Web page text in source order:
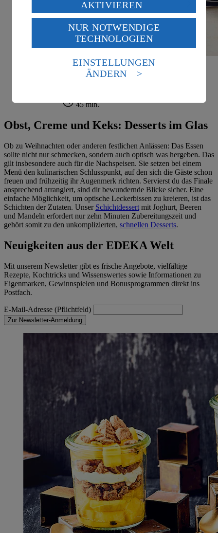
Bunter Schichtbecher
45 min.
Obst, Creme und Keks: Desserts im Glas
Ob zu Weihnachten oder anderen festlichen Anlässen: Das Essen
sollte nicht nur schmecken, sondern auch optisch was hergeben. Das
gilt insbesondere auch für die Nachspeisen. Sie setzen bei einem
Menü den kulinarischen Schlusspunkt, auf den sich die Gäste schon
freuen und frühzeitig ihr Augenmerk richten. Servierst du das Finale
ansprechend arrangiert, sind dir bewundernde Blicke sicher. Eine
einfache Möglichkeit, um optische Leckerbissen zu kreieren, ist das
Schichten der Zutaten. Unser Schichtdessert mit Joghurt, Beeren
und Mandeln erfordert nur zehn Minuten Zubereitungszeit und
gehört somit zu den unkomplizierten, schnellen Desserts.
Neuigkeiten aus der EDEKA Welt
Mit unserem Newsletter gibt es frische Angebote, vielfältige
Rezepte, Kochtricks und Wissenswertes sowie Informationen zu
Eigenmarken, Gewinnspielen und Bonusprogrammen direkt ins
Postfach.
E-Mail-Adresse (Pflichtfeld)
Zur Newsletter-Anmeldung
Verarbeitung deiner personenbezogenen Daten in den
USA durch Facebook und YouTube:
Wenn du auf „Aktivieren“ klickst, willigst du im Sinne
des Art. 49 Abs. 1 Satz 1 lit. a) DSGVO ein, dass deine
Daten in den USA verarbeitet werden. Der EuGH sieht
die USA als Land mit einem nach europäischen
Standards nicht angemessenen Datenschutzniveau an.
Es besteht das Risiko eines Zugriffs durch US-
Informationen zum Herausgeber der Seite findest du
AKTIVIEREN
NUR NOTWENDIGE
TECHNOLOGIEN
EINSTELLUNGEN
ÄNDERN